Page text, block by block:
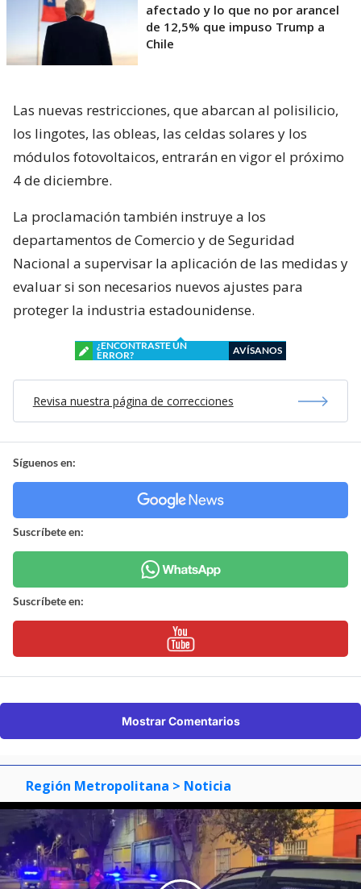
afectado y lo que no por arancel
de 12,5% que impuso Trump a
Chile
Las nuevas restricciones, que abarcan al polisilicio,
los lingotes, las obleas, las celdas solares y los
módulos fotovoltaicos, entrarán en vigor el próximo
4 de diciembre.
La proclamación también instruye a los
departamentos de Comercio y de Seguridad
Nacional a supervisar la aplicación de las medidas y
evaluar si son necesarios nuevos ajustes para
proteger la industria estadounidense.
¿ENCONTRASTE UN
ERROR?
AVÍSANOS
Revisa nuestra página de correcciones
Síguenos en:
Suscríbete en:
Suscríbete en:
Mostrar Comentarios
Región Metropolitana > Noticia